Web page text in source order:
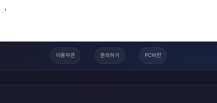
'
이용약관 문의하기 PC버전